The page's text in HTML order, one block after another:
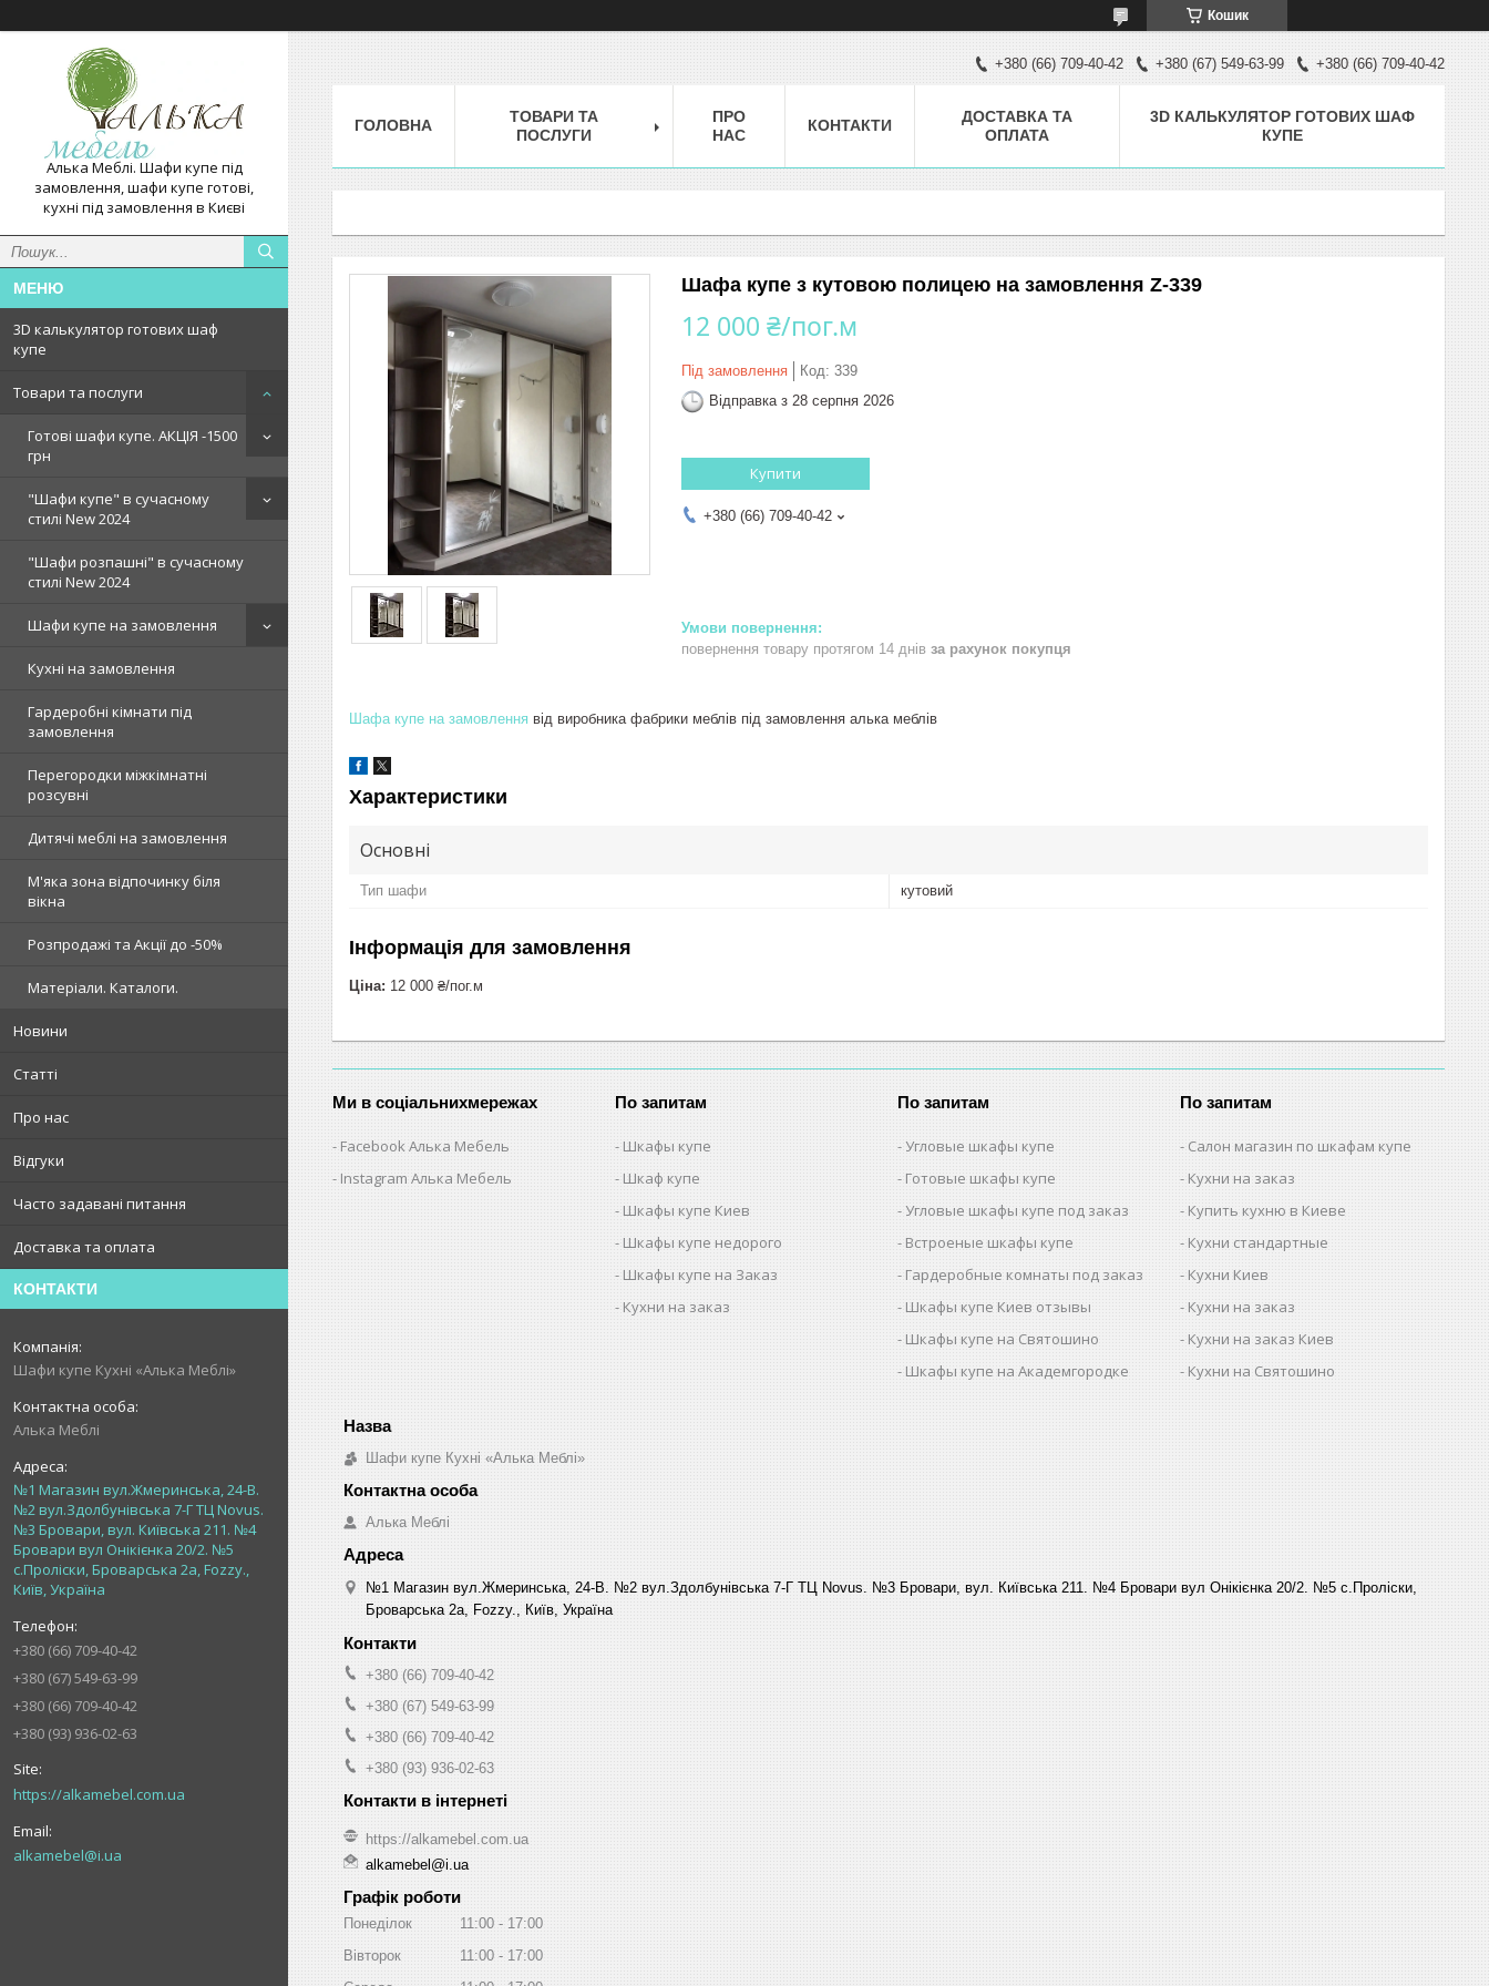
Кошик
Алька Меблі. Шафи купе під
замовлення, шафи купе готові,
кухні під замовлення в Києві
3D калькулятор готових шаф
купе
Товари та послуги
Готові шафи купе. АКЦІЯ -1500
грн
"Шафи купе" в сучасному
стилі New 2024
"Шафи розпашні" в сучасному
стилі New 2024
Шафи купе на замовлення
Кухні на замовлення
Гардеробні кімнати під
замовлення
Перегородки міжкімнатні
розсувні
Дитячі меблі на замовлення
М'яка зона відпочинку біля
вікна
Розпродажі та Акції до -50%
Матеріали. Каталоги.
Новини
Статті
Про нас
Відгуки
Часто задавані питання
Доставка та оплата
КОНТАКТИ
Шафи купе Кухні «Алька Меблі»
Алька Меблі
№1 Магазин вул.Жмеринська, 24-В.
№2 вул.Здолбунівська 7-Г ТЦ Novus.
№3 Бровари, вул. Київська 211. №4
Бровари вул Онікієнка 20/2. №5
с.Проліски, Броварська 2а, Fozzy.,
Київ, Україна
+380 (66) 709-40-42
+380 (67) 549-63-99
+380 (66) 709-40-42
+380 (93) 936-02-63
https://alkamebel.com.ua
alkamebel@i.ua
+380 (66) 709-40-42 +380 (67) 549-63-99 +380 (66) 709-40-42
ГОЛОВНА
ТОВАРИ ТА
ПОСЛУГИ
ПРО
НАС
КОНТАКТИ
ДОСТАВКА ТА
ОПЛАТА
3D КАЛЬКУЛЯТОР ГОТОВИХ ШАФ
КУПЕ
Шафа купе з кутовою полицею на замовлення Z-339
12 000 ₴/пог.м
Під замовлення Код: 339
Відправка з 28 серпня 2026
Купити
+380 (66) 709-40-42
повернення товару протягом 14 днів за рахунок покупця
Шафа купе на замовлення від виробника фабрики меблів під замовлення алька меблів
Характеристики
Основні
Тип шафи кутовий
Інформація для замовлення
Ціна: 12 000 ₴/пог.м
Ми в соціальнихмережах
Facebook Алька Мебель
Instagram Алька Мебель
По запитам
Шкафы купе
Шкаф купе
Шкафы купе Киев
Шкафы купе недорого
Шкафы купе на Заказ
Кухни на заказ
По запитам
Угловые шкафы купе
Готовые шкафы купе
Угловые шкафы купе под заказ
Встроеные шкафы купе
Гардеробные комнаты под заказ
Шкафы купе Киев отзывы
Шкафы купе на Святошино
Шкафы купе на Академгородке
По запитам
Салон магазин по шкафам купе
Кухни на заказ
Купить кухню в Киеве
Кухни стандартные
Кухни Киев
Кухни на заказ
Кухни на заказ Киев
Кухни на Святошино
Шафи купе Кухні «Алька Меблі»
Алька Меблі
№1 Магазин вул.Жмеринська, 24-В. №2 вул.Здолбунівська 7-Г ТЦ Novus. №3 Бровари, вул. Київська 211. №4 Бровари вул Онікієнка 20/2. №5 с.Проліски,
Броварська 2а, Fozzy., Київ, Україна
+380 (66) 709-40-42
+380 (67) 549-63-99
+380 (66) 709-40-42
+380 (93) 936-02-63
https://alkamebel.com.ua
alkamebel@i.ua
Графік роботи
Понеділок 11:00
17:00
Вівторок
11:00
17:00